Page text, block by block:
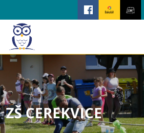
ZŠ CEREKVICE